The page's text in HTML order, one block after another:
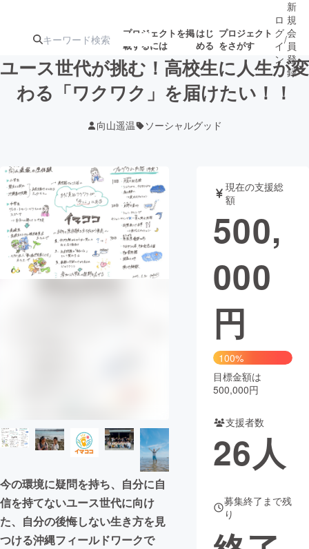
プロジェクトを掲
載するには
はじ
める
プロジェクト
をさがす
注目の新着プロ
ジェクト
ロジェクト
アート・写真 音楽
テクノロジー・ガジェット ゲーム・サ
映像・映画
CAMPFIRE Creation
コミュニティ
ロ
グ
イ
ン
/
新
規
会
員
登
録
ユース世代が挑む！高校生に人生が変
わる「ワクワク」を届けたい！！
向山遥温 ソーシャルグッド
今の環境に疑問を持ち、自分に自
信を持てないユース世代に向け
た、自分の後悔しない生き方を見
つける沖縄フィールドワークで
現在の支援総
額
500,
000
円
100%
目標金額は
500,000円
支援者数
26人
募集終了まで残
り